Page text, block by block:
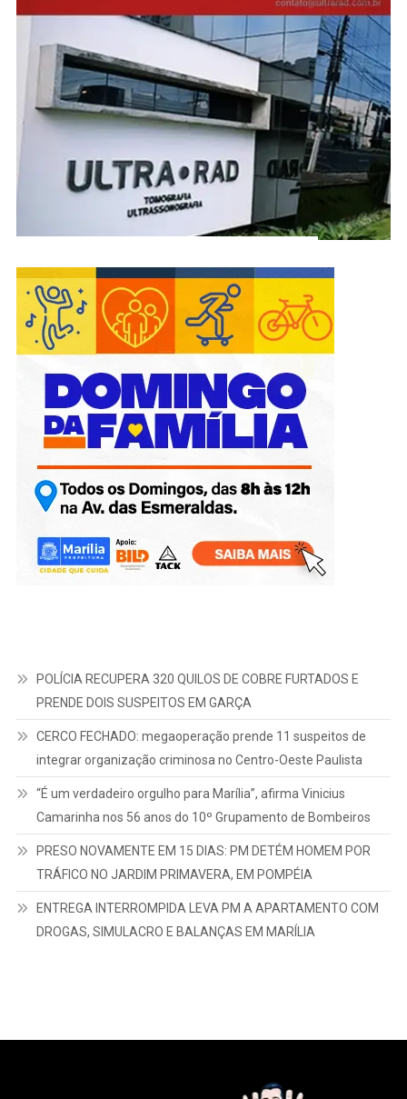
POLÍCIA RECUPERA 320 QUILOS DE COBRE FURTADOS E
PRENDE DOIS SUSPEITOS EM GARÇA
CERCO FECHADO: megaoperação prende 11 suspeitos de
integrar organização criminosa no Centro-Oeste Paulista
“É um verdadeiro orgulho para Marília”, afirma Vinicius
Camarinha nos 56 anos do 10º Grupamento de Bombeiros
PRESO NOVAMENTE EM 15 DIAS: PM DETÉM HOMEM POR
TRÁFICO NO JARDIM PRIMAVERA, EM POMPÉIA
ENTREGA INTERROMPIDA LEVA PM A APARTAMENTO COM
DROGAS, SIMULACRO E BALANÇAS EM MARÍLIA